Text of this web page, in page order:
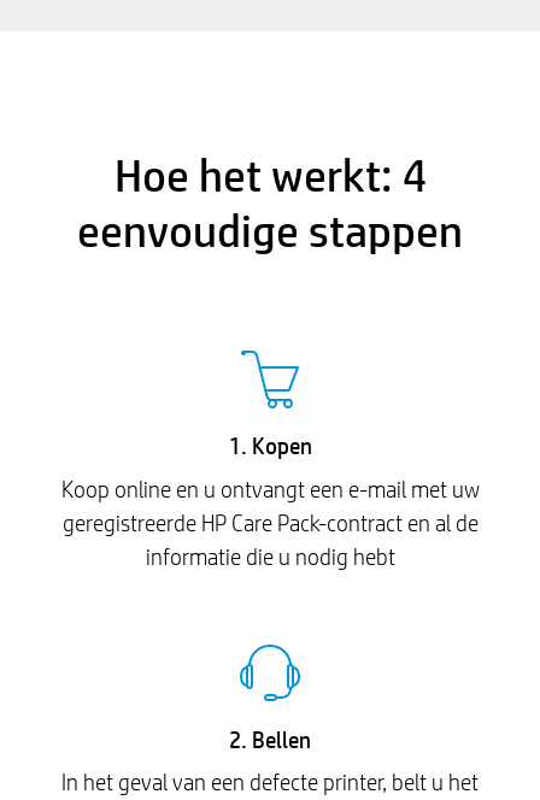
Hoe het werkt: 4
eenvoudige stappen
1. Kopen
Koop online en u ontvangt een e-mail met uw
geregistreerde HP Care Pack-contract en al de
informatie die u nodig hebt
2. Bellen
In het geval van een defecte printer, belt u het